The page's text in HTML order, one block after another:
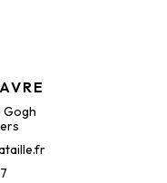
Gogh